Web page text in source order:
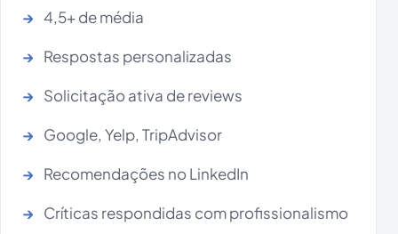
4,5+ de média
Respostas personalizadas
Solicitação ativa de reviews
Google, Yelp, TripAdvisor
Recomendações no LinkedIn
Críticas respondidas com profissionalismo